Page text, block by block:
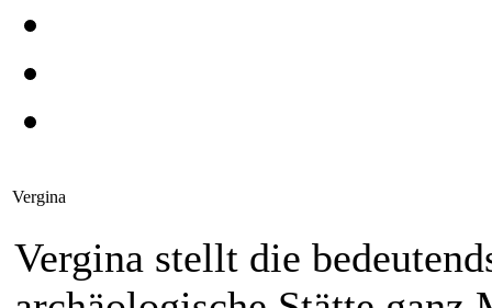
Vergina
Vergina stellt die